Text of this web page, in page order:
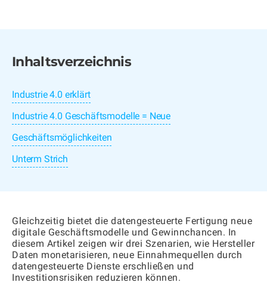
Inhaltsverzeichnis
Industrie 4.0 erklärt
Industrie 4.0 Geschäftsmodelle = Neue
Geschäftsmöglichkeiten
Unterm Strich
Gleichzeitig bietet die datengesteuerte Fertigung neue
digitale Geschäftsmodelle und Gewinnchancen. In
diesem Artikel zeigen wir drei Szenarien, wie Hersteller
Daten monetarisieren, neue Einnahmequellen durch
datengesteuerte Dienste erschließen und
Investitionsrisiken reduzieren können.